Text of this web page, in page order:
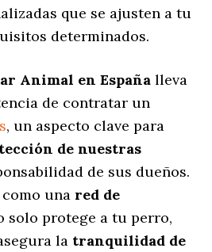
que se ajusten a tu
determinados.
Animal en España lleva
de contratar un
, un aspecto clave para
de nuestras
de sus dueños.
una red de
solo protege a tu perro,
la tranquilidad de